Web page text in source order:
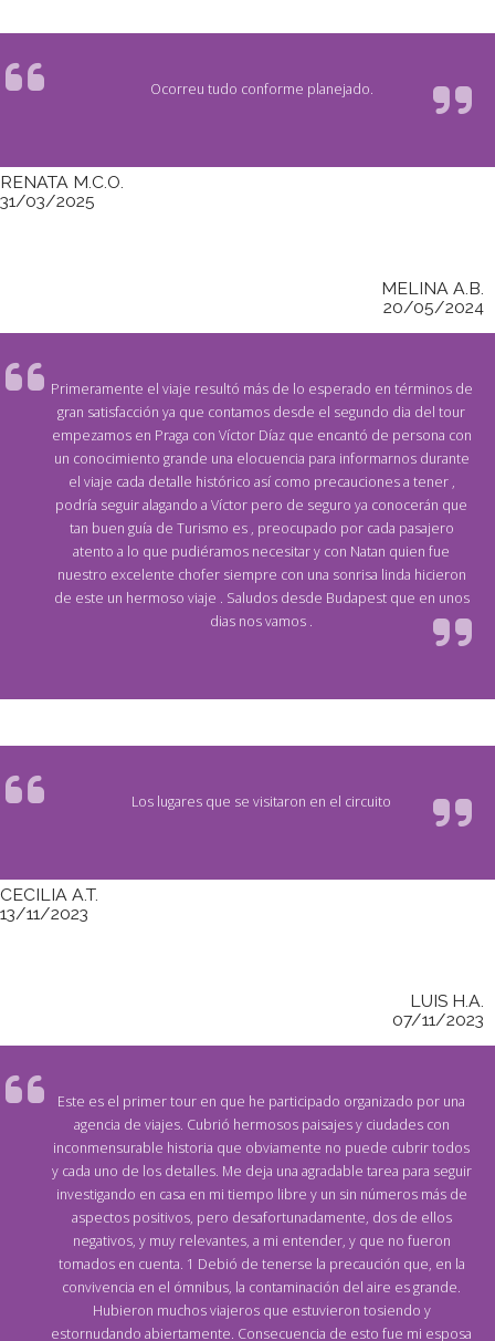
Ocorreu tudo conforme planejado.
RENATA M.C.O.
31/03/2025
MELINA A.B.
20/05/2024
Primeramente el viaje resultó más de lo esperado en términos de
gran satisfacción ya que contamos desde el segundo dia del tour
empezamos en Praga con Víctor Díaz que encantó de persona con
un conocimiento grande una elocuencia para informarnos durante
el viaje cada detalle histórico así como precauciones a tener ,
podría seguir alagando a Víctor pero de seguro ya conocerán que
tan buen guía de Turismo es , preocupado por cada pasajero
atento a lo que pudiéramos necesitar y con Natan quien fue
nuestro excelente chofer siempre con una sonrisa linda hicieron
de este un hermoso viaje . Saludos desde Budapest que en unos
dias nos vamos .
Los lugares que se visitaron en el circuito
CECILIA A.T.
13/11/2023
LUIS H.A.
07/11/2023
Este es el primer tour en que he participado organizado por una
agencia de viajes. Cubrió hermosos paisajes y ciudades con
inconmensurable historia que obviamente no puede cubrir todos
y cada uno de los detalles. Me deja una agradable tarea para seguir
investigando en casa en mi tiempo libre y un sin números más de
aspectos positivos, pero desafortunadamente, dos de ellos
negativos, y muy relevantes, a mi entender, y que no fueron
tomados en cuenta. 1 Debió de tenerse la precaución que, en la
convivencia en el ómnibus, la contaminación del aire es grande.
Hubieron muchos viajeros que estuvieron tosiendo y
estornudando abiertamente. Consecuencia de esto fue mi esposa